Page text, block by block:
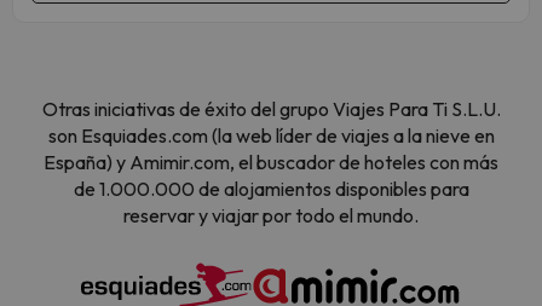
Otras iniciativas de éxito del grupo Viajes Para Ti S.L.U.
son Esquiades.com (la web líder de viajes a la nieve en
España) y Amimir.com, el buscador de hoteles con más
de 1.000.000 de alojamientos disponibles para
reservar y viajar por todo el mundo.